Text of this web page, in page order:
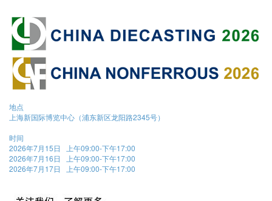
地点
上海新国际博览中心（浦东新区龙阳路2345号）
时间
2026年7月15日 上午09:00-下午17:00
2026年7月16日 上午09:00-下午17:00
2026年7月17日 上午09:00-下午17:00